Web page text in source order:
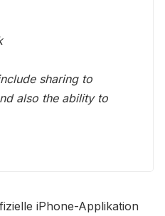
sharing to
also the ability to
iPhone-Applikation